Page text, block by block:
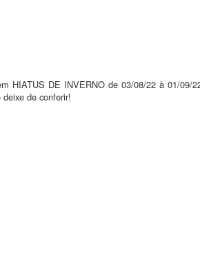
HIATUS DE INVERNO de 03/08/22 à 01/09/
de conferir!